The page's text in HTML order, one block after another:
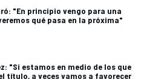
"En principio vengo para una
qué pasa en la próxima"
"Si estamos en medio de los que
título, a veces vamos a favorecer